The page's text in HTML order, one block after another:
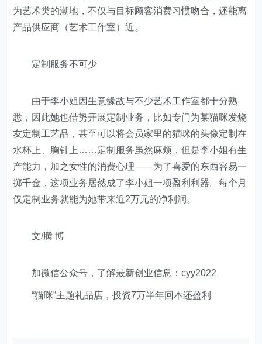
为艺术类的潮地，不仅与目标顾客消费习惯吻合，还能离
产品供应商（艺术工作室）近。
定制服务不可少
由于李小姐因生意缘故与不少艺术工作室都十分熟
悉，因此她也借势开展定制业务，比如专门为某猫咪发烧
友定制工艺品，甚至可以将会员家里的猫咪的头像定制在
水杯上、胸针上……定制服务虽然麻烦，但是李小姐有生
产能力，加之女性的消费心理——为了喜爱的东西容易一
掷千金，这项业务居然成了李小姐一项盈利利器。每个月
仅定制业务就能为她带来近2万元的净利润。
文/腾 博
加微信公众号，了解最新创业信息：cyy2022
“猫咪”主题礼品店，投资7万半年回本还盈利